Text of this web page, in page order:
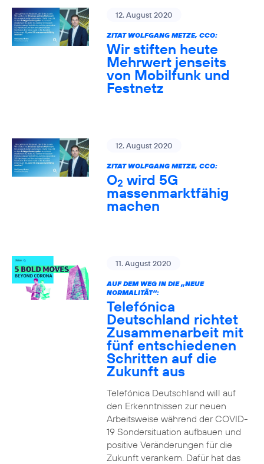
12. August 2020
ZITAT WOLFGANG METZE, CCO:
Wir stiften heute
Mehrwert jenseits
von Mobilfunk und
Festnetz
12. August 2020
ZITAT WOLFGANG METZE, CCO:
O2 wird 5G
massenmarktfähig
machen
11. August 2020
AUF DEM WEG IN DIE „NEUE
NORMALITÄT“:
Telefónica
Deutschland richtet
Zusammenarbeit mit
fünf entschiedenen
Schritten auf die
Zukunft aus
Telefónica Deutschland will auf
den Erkenntnissen zur neuen
Arbeitsweise während der COVID-
19 Sondersituation aufbauen und
positive Veränderungen für die
Zukunft verankern. Dafür hat das